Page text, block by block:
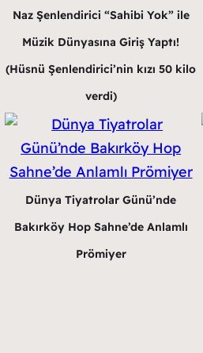
Naz Şenlendirici “Sahibi Yok” ile
Müzik Dünyasına Giriş Yaptı!
(Hüsnü Şenlendirici’nin kızı 50 kilo
verdi)
Dünya Tiyatrolar Günü’nde
Bakırköy Hop Sahne’de Anlamlı
Prömiyer